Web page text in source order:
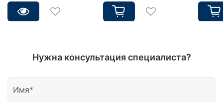
Нужна консультация специалиста?